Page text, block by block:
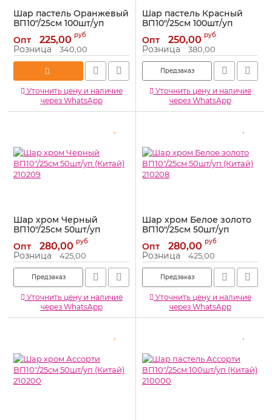
Шар пастель Оранжевый
ВП10"/25см 100шт/уп
(Китай) 2100002
Артикул: 2100002
Опт 225,00 руб
Розница 340,00
Уточнить цену и наличие
через WhatsApp
Шар пастель Красный
ВП10"/25см 100шт/уп
(Китай) 2100001
Артикул: 2100001
Опт 250,00 руб
Розница 380,00
Предзаказ
Уточнить цену и наличие
через WhatsApp
Шар хром Черный
ВП10"/25см 50шт/уп
(Китай) 210209
Артикул: 210209
Опт 280,00 руб
Розница 425,00
Предзаказ
Уточнить цену и наличие
через WhatsApp
Шар хром Белое золото
ВП10"/25см 50шт/уп
(Китай) 210208
Артикул: 210208
Опт 280,00 руб
Розница 425,00
Предзаказ
Уточнить цену и наличие
через WhatsApp